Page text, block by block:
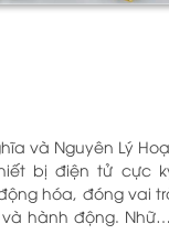
hóa, đóng vai
hành động. Những